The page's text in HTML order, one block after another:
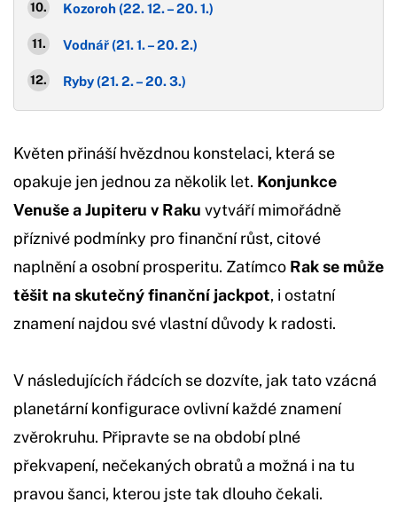
Kozoroh (22. 12. – 20. 1.)
Vodnář (21. 1. – 20. 2.)
Ryby (21. 2. – 20. 3.)
Květen přináší hvězdnou konstelaci, která se
opakuje jen jednou za několik let. Konjunkce
Venuše a Jupiteru v Raku vytváří mimořádně
příznivé podmínky pro finanční růst, citové
naplnění a osobní prosperitu. Zatímco Rak se může
těšit na skutečný finanční jackpot, i ostatní
znamení najdou své vlastní důvody k radosti.
V následujících řádcích se dozvíte, jak tato vzácná
planetární konfigurace ovlivní každé znamení
zvěrokruhu. Připravte se na období plné
překvapení, nečekaných obratů a možná i na tu
pravou šanci, kterou jste tak dlouho čekali.